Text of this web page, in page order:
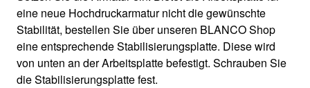
eine neue Hochdruckarmatur nicht die gewünschte
Stabilität, bestellen Sie über unseren BLANCO Shop
eine entsprechende Stabilisierungsplatte. Diese wird
von unten an der Arbeitsplatte befestigt. Schrauben Sie
die Stabilisierungsplatte fest.